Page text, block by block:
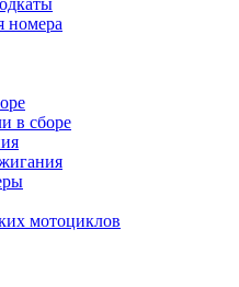
номера
в сборе
мотоциклов